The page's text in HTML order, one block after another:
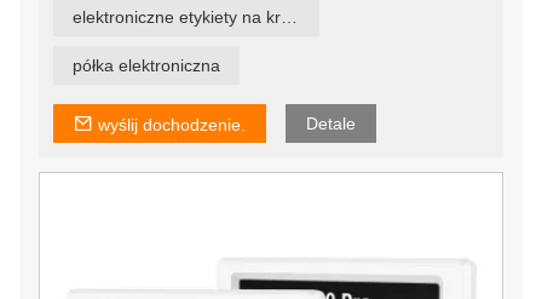
półka elektroniczna
wyślij dochodzenie. Detale